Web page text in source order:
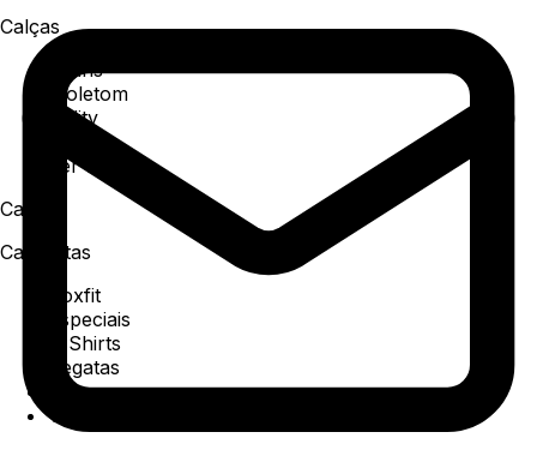
Calças
Jeans
Moletom
Utility
Ver todos
Camisa
Camisetas
Boxfit
Especiais
T-Shirts
Regatas
Polo
Ver todos